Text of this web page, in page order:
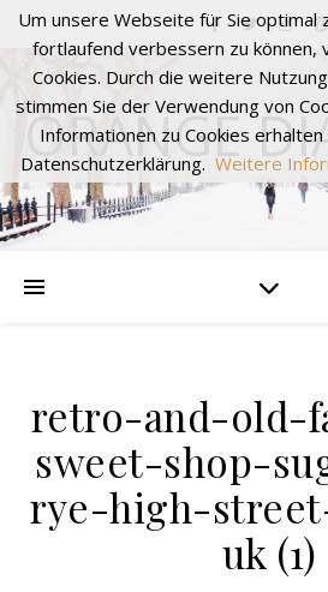
ORANGE
retro-and-old-
sweet-shop-
rye-high-
uk (1)
Um unsere Webseite für Sie optimal
fortlaufend verbessern zu können,
Cookies. Durch die weitere
stimmen Sie der Verwendung von
Informationen zu Cookies erhalten
Datenschutzerklärung. Weitere